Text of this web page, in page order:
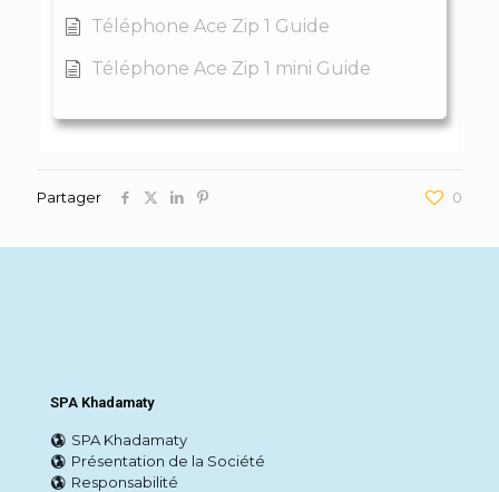
Téléphone Ace Zip 1 Guide
Téléphone Ace Zip 1 mini Guide
Partager 0
SPA Khadamaty
SPA Khadamaty
Présentation de la Société
Responsabilité